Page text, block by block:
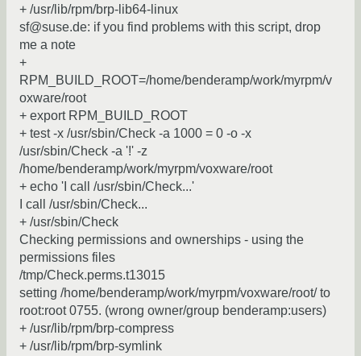
+ /usr/lib/rpm/brp-lib64-linux
sf@suse.de: if you find problems with this script, drop
me a note
+
RPM_BUILD_ROOT=/home/benderamp/work/myrpm/v
oxware/root
+ export RPM_BUILD_ROOT
+ test -x /usr/sbin/Check -a 1000 = 0 -o -x
/usr/sbin/Check -a '!' -z
/home/benderamp/work/myrpm/voxware/root
+ echo 'I call /usr/sbin/Check...'
I call /usr/sbin/Check...
+ /usr/sbin/Check
Checking permissions and ownerships - using the
permissions files
/tmp/Check.perms.t13015
setting /home/benderamp/work/myrpm/voxware/root/ to
root:root 0755. (wrong owner/group benderamp:users)
+ /usr/lib/rpm/brp-compress
+ /usr/lib/rpm/brp-symlink